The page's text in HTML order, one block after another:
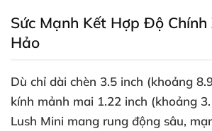
Sức Mạnh Kết Hợp Độ Chính
Hảo
Dù chỉ dài chèn 3.5 inch (khoảng
kính mảnh mai 1.22 inch (khoảng
Lush Mini mang rung động sâu,